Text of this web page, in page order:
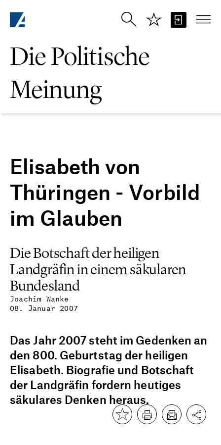
Die Politische
Meinung
Elisabeth von
Thüringen - Vorbild
im Glauben
Joachim Wanke
08. Januar 2007
Die Botschaft der heiligen
Landgräfin in einem säkularen
Bundesland
Das Jahr 2007 steht im Gedenken an
den 800. Geburtstag der heiligen
Elisabeth. Biografie und Botschaft
der Landgräfin fordern heutiges
säkulares Denken heraus.